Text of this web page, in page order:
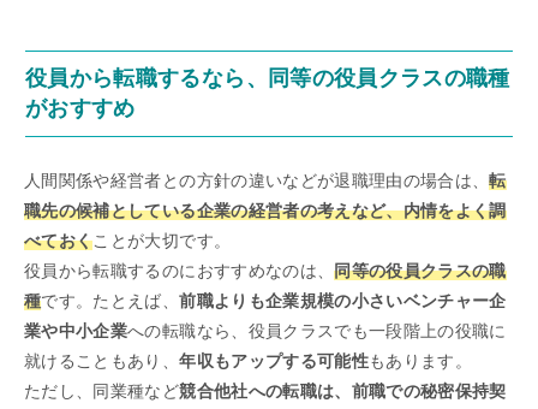
役員から転職するなら、同等の役員クラスの職種
がおすすめ
人間関係や経営者との方針の違いなどが退職理由の場合は、転
職先の候補としている企業の経営者の考えなど、内情をよく調
べておくことが大切です。
役員から転職するのにおすすめなのは、同等の役員クラスの職
種です。たとえば、前職よりも企業規模の小さいベンチャー企
業や中小企業への転職なら、役員クラスでも一段階上の役職に
就けることもあり、年収もアップする可能性もあります。
ただし、同業種など競合他社への転職は、前職での秘密保持契